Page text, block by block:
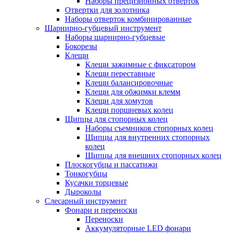
Отвертки для золотника
Наборы отверток комбинированные
Шарнирно-губцевый инструмент
Наборы шарнирно-губцевые
Бокорезы
Клещи
Клещи зажимные с фиксатором
Клещи переставные
Клещи балансировочные
Клещи для обжимки клемм
Клещи для хомутов
Клещи поршневых колец
Щипцы для стопорных колец
Наборы съемников стопорных колец
Щипцы для внутренних стопорных
колец
Щипцы для внешних стопорных колец
Плоскогубцы и пассатижи
Тонкогубцы
Кусачки торцевые
Дыроколы
Слесарный инструмент
Фонари и переноски
Переноски
Аккумуляторные LED фонари